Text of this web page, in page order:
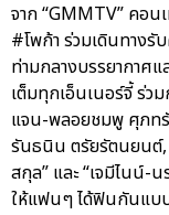
จาก “GMMTV” คอน
#โพก้า ร่วมเดินทางรั
ท่ามกลางบรรยากาศแ
เต็มทุกเอ็นเนอร์จี้ ร่
แจน-พลอยชมพู ศุภทรั
รันธนิน ตรัยรัตนยนต์
สกุล” และ “เจมีไนน์-
ให้แฟนๆ ได้ฟินกันแบ